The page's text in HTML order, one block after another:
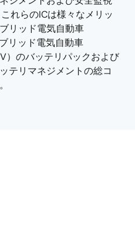
れらのICは様々なメリッ
リッド電気自動車
リッド電気自動車
）のバッテリパックおよび
テリマネジメントの総コ